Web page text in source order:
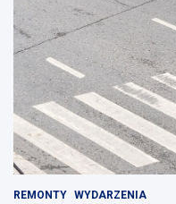
REMONTY WYDARZENIA